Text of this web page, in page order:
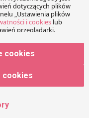
cookies
cookies